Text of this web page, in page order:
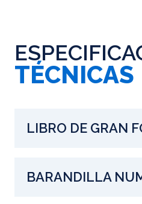
TÉCNICAS
LIBRO DE GRAN
BARANDILLA